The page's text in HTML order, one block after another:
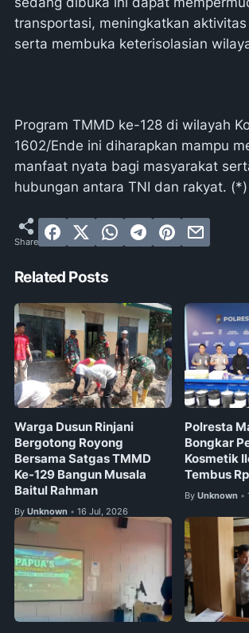
transportasi, meningkatkan aktivitas
serta membuka keterisolasian
Program TMMD ke-128 di wilayah
1602/Ende ini diharapkan mampu
manfaat nyata bagi masyarakat
hubungan antara TNI dan rakyat. (*)
Related Posts
Warga Dusun Rinjani
Bergotong Royong
Bersama Satgas TMMD
Ke-129 Bangun Musala
Baitul Rahman
By Unknown • 16 Jul, 2026
Polresta
Bongkar
Kosmetik
Tembus
By Unknown •